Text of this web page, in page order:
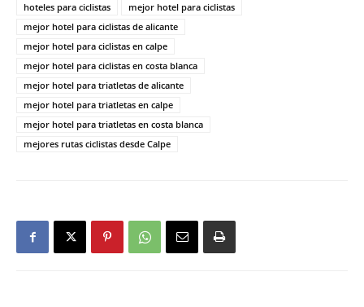
hoteles para ciclistas
mejor hotel para ciclistas
mejor hotel para ciclistas de alicante
mejor hotel para ciclistas en calpe
mejor hotel para ciclistas en costa blanca
mejor hotel para triatletas de alicante
mejor hotel para triatletas en calpe
mejor hotel para triatletas en costa blanca
mejores rutas ciclistas desde Calpe